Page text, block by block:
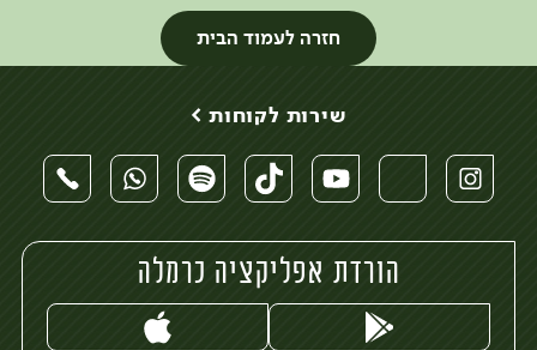
חזרה לעמוד הבית
שירות לקוחות >
הורדת אפליקציה כרמלה